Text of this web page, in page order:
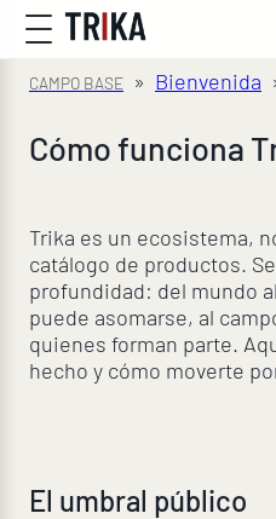
» Bienvenida
Cómo funciona
Trika es un ecosistema,
catálogo de productos.
profundidad: del mundo
puede asomarse, al
quienes forman parte.
hecho y cómo moverte
El umbral público